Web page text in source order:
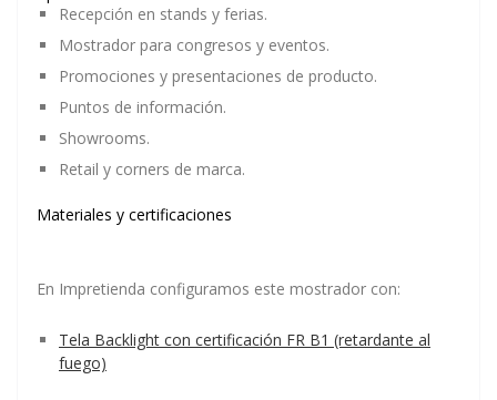
Recepción en stands y ferias.
Mostrador para congresos y eventos.
Promociones y presentaciones de producto.
Puntos de información.
Showrooms.
Retail y corners de marca.
Materiales y certificaciones
En Impretienda configuramos este mostrador con:
Tela Backlight con certificación FR B1 (retardante al
fuego)